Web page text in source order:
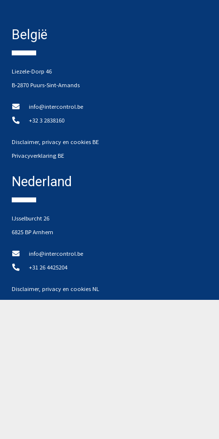
België
Liezele-Dorp 46
B-2870 Puurs-Sint-Amands
info@intercontrol.be
+32 3 2838160
Disclaimer, privacy en cookies BE
Privacyverklaring BE
Nederland
IJsselburcht 26
6825 BP Arnhem
info@intercontrol.be
+31 26 4425204
Disclaimer, privacy en cookies NL
Privacyverklaring NL